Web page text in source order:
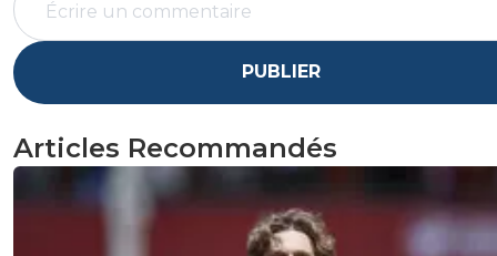
PUBLIER
Articles Recommandés